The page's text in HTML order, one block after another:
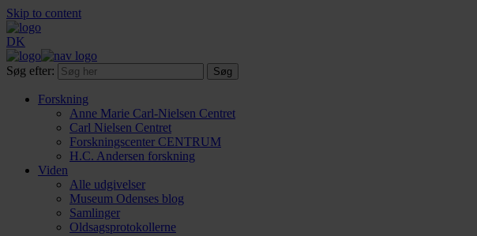
Skip to content
DK
Søg efter:
Forskning
Anne Marie Carl-Nielsen Centret
Carl Nielsen Centret
Forsknings­center CENTRUM
H.C. Andersen forskning
Viden
Alle udgivelser
Museum Odenses blog
Samlinger
Oldsagsprotokollerne